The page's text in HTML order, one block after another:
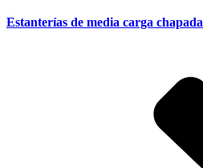
Estanterías de media carga chapada